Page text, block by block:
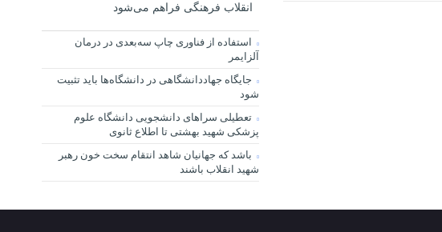
انقلاب فرهنگی فراهم می‌شود
استفاده از فناوری چاپ سه‌بعدی در درمان
آلزایمر
جایگاه جهاددانشگاهی در دانشگاه‌ها باید تثبیت
شود
تعطیلی سراهای دانشجویی دانشگاه علوم
پزشکی شهید بهشتی تا اطلاع ثانوی
باشد که جهانیان شاهد انتقام سخت خون رهبر
شهید انقلاب باشند